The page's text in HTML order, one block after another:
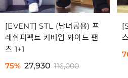
[EVENT] STL (남녀공용) 프
레쉬퍼펙트 커버업 와이드 팬
츠 1+1
75% 27,930 116,000